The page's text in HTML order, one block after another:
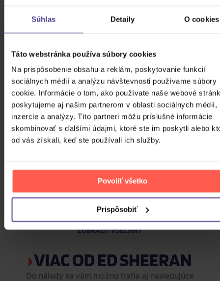
Súhlas Detaily O cookies
Táto webstránka používa súbory cookies
Na prispôsobenie obsahu a reklám, poskytovanie funkcií
sociálnych médií a analýzu návštevnosti používame súbory
cookie. Informácie o tom, ako používate naše webové
poskytujeme aj našim partnerom v oblasti sociálnych médií,
inzercie a analýzy. Títo partneri môžu príslušné informácie
skombinovať s ďalšími údajmi, ktoré ste im poskytli alebo
od vás získali, keď ste používali ich služby.
Povoliť všetko
Prispôsobiť
Skladom 29,60 €
Blackpink: Born Pink (BOX, Pink
Version)
CD
Skladom 31,30 €
Skladom 14,50 €
ZOBRAZIT VŠECHNY
VIAC OD ED SHEERAN
Do nálady sa vám možno trafia aj nasledujúce